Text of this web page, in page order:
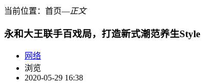
当前位置： 首页―正文
永和大王联手百戏局，打造新式潮范养生Style
网络
浏览
2020-05-29 16:38